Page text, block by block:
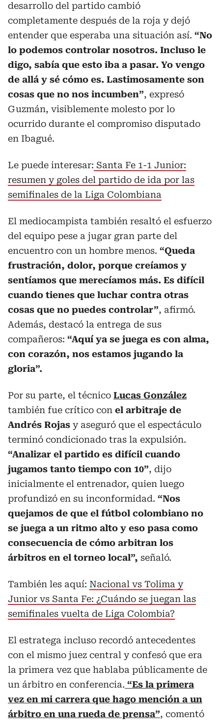
desarrollo del partido cambió
completamente después de la roja y dejó
entender que esperaba una situación así. “No
lo podemos controlar nosotros. Incluso le
digo, sabía que esto iba a pasar. Yo vengo
de allá y sé cómo es. Lastimosamente son
cosas que no nos incumben”, expresó
Guzmán, visiblemente molesto por lo
ocurrido durante el compromiso disputado
en Ibagué.
Le puede interesar: Santa Fe 1-1 Junior:
resumen y goles del partido de ida por las
semifinales de la Liga Colombiana
El mediocampista también resaltó el esfuerzo
del equipo pese a jugar gran parte del
encuentro con un hombre menos. “Queda
frustración, dolor, porque creíamos y
sentíamos que merecíamos más. Es difícil
cuando tienes que luchar contra otras
cosas que no puedes controlar”, afirmó.
Además, destacó la entrega de sus
compañeros: “Aquí ya se juega es con alma,
con corazón, nos estamos jugando la
gloria”.
Por su parte, el técnico Lucas González
también fue crítico con el arbitraje de
Andrés Rojas y aseguró que el espectáculo
terminó condicionado tras la expulsión.
“Analizar el partido es difícil cuando
jugamos tanto tiempo con 10”, dijo
inicialmente el entrenador, quien luego
profundizó en su inconformidad. “Nos
quejamos de que el fútbol colombiano no
se juega a un ritmo alto y eso pasa como
consecuencia de cómo arbitran los
árbitros en el torneo local”, señaló.
También les aquí: Nacional vs Tolima y
Junior vs Santa Fe: ¿Cuándo se juegan las
semifinales vuelta de Liga Colombia?
El estratega incluso recordó antecedentes
con el mismo juez central y confesó que era
la primera vez que hablaba públicamente de
un árbitro en conferencia. “Es la primera
vez en mi carrera que hago mención a un
árbitro en una rueda de prensa”, comentó